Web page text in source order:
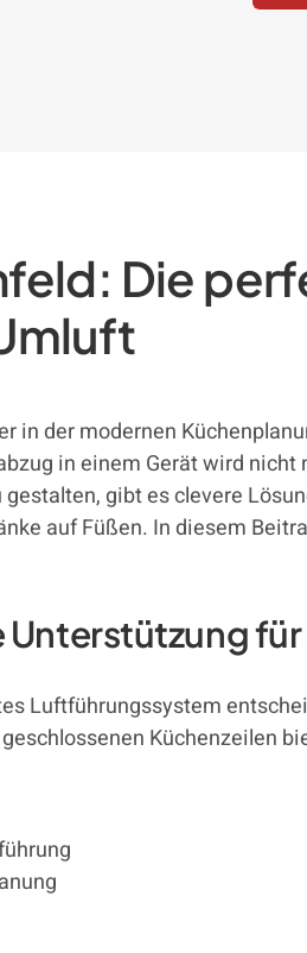
Die
in der modernen
in einem Gerät wird
gibt es clevere
auf Füßen. In diesem
Luftführungssystem
Küchenzeilen